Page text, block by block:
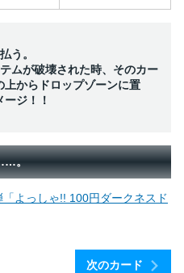
う。
ムが破壊された時、そのカー
上からドロップゾーンに置
ジ！！
。
よっしゃ!! 100円ダークネスド
次のカード